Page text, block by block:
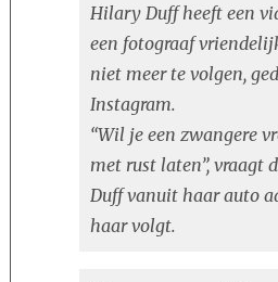
Hilary Duff heeft een
een fotograaf
niet meer te volgen,
Instagram.
“Wil je een zwangere
met rust laten”, vraagt
Duff vanuit haar auto
haar volgt.